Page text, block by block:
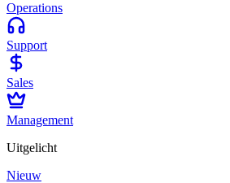
Operations
Support
Sales
Management
Uitgelicht
Nieuw